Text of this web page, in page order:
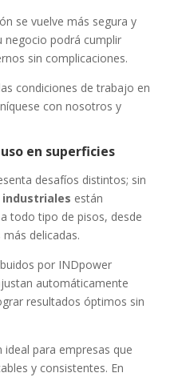
se vuelve más segura y
negocio podrá cumplir
sin complicaciones.
condiciones de trabajo en
con nosotros y
en superficies
desafíos distintos; sin
están
todo tipo de pisos, desde
delicadas.
por INDpower
automáticamente
resultados óptimos sin
para empresas que
y consistentes. En